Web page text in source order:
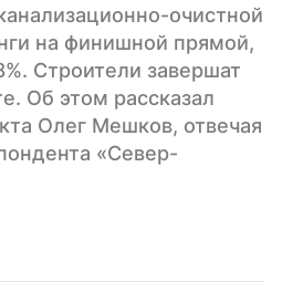
очистной
на финишной прямой,
Строители завершат
Об этом рассказал
Олег Мешков, отвечая
«Север-